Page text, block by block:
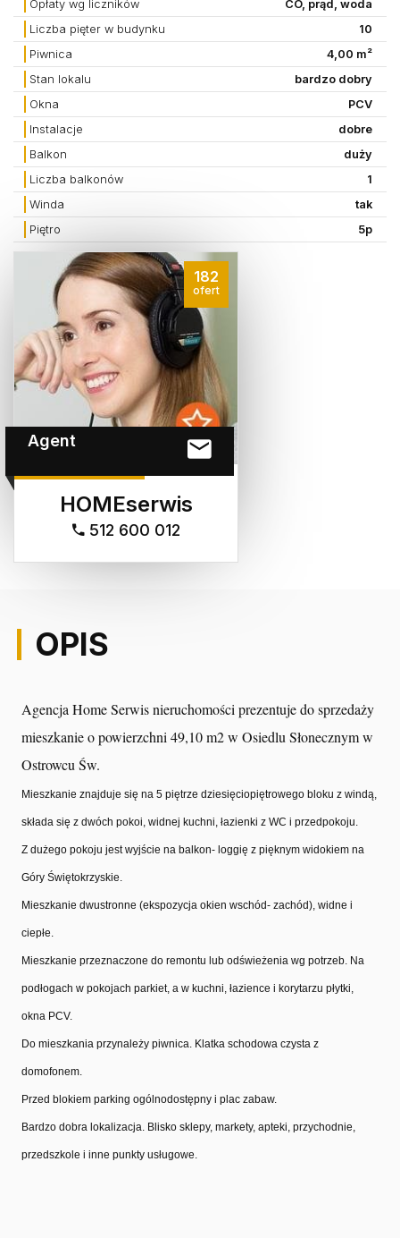
Opłaty wg liczników
CO, prąd, woda
Liczba pięter w budynku
10
Piwnica
4,00 m²
Stan lokalu
bardzo dobry
Okna
PCV
Instalacje
dobre
Balkon
duży
Liczba balkonów
1
Winda
tak
Piętro
5p
182
ofert
Agent
HOMEserwis
512 600 012
OPIS
Agencja Home Serwis nieruchomości prezentuje do sprzedaży
mieszkanie o powierzchni 49,10 m2 w Osiedlu Słonecznym w
Ostrowcu Św.
Mieszkanie znajduje się na 5 piętrze dziesięciopiętrowego bloku z windą,
składa się z dwóch pokoi, widnej kuchni, łazienki z WC i przedpokoju.
Z dużego pokoju jest wyjście na balkon- loggię z pięknym widokiem na
Góry Świętokrzyskie.
Mieszkanie dwustronne (ekspozycja okien wschód- zachód), widne i
ciepłe.
Mieszkanie przeznaczone do remontu lub odświeżenia wg potrzeb. Na
podłogach w pokojach parkiet, a w kuchni, łazience i korytarzu płytki,
okna PCV.
Do mieszkania przynależy piwnica. Klatka schodowa czysta z
domofonem.
Przed blokiem parking ogólnodostępny i plac zabaw.
Bardzo dobra lokalizacja. Blisko sklepy, markety, apteki, przychodnie,
przedszkole i inne punkty usługowe.